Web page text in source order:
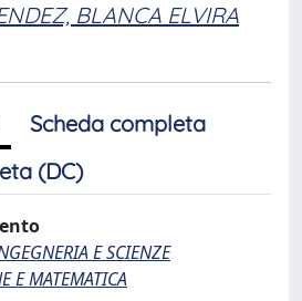
BLANCA ELVIRA
Scheda completa
(DC)
E SCIENZE
E MATEMATICA